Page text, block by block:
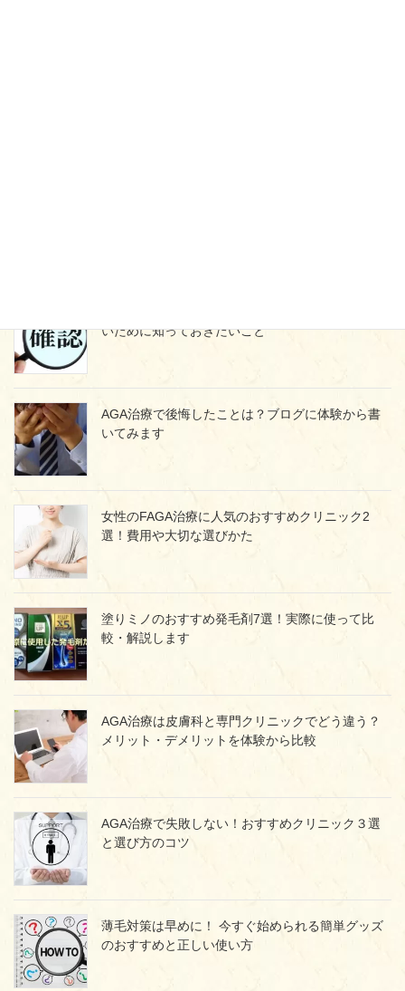
いために知っておきたいこと
AGA治療で後悔したことは？ブログに体験から書
いてみます
女性のFAGA治療に人気のおすすめクリニック2
選！費用や大切な選びかた
塗りミノのおすすめ発毛剤7選！実際に使って比
較・解説します
AGA治療は皮膚科と専門クリニックでどう違う？
メリット・デメリットを体験から比較
AGA治療で失敗しない！おすすめクリニック３選
と選び方のコツ
薄毛対策は早めに！ 今すぐ始められる簡単グッズ
のおすすめと正しい使い方